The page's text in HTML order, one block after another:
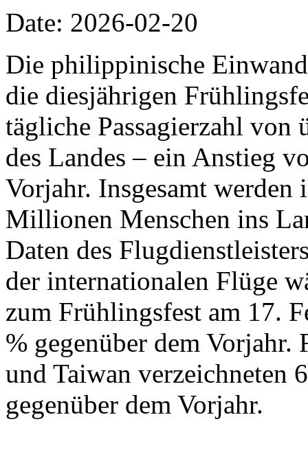
Date: 2026-02-20
Die philippinische
die diesjährigen
tägliche Passagierzahl
des Landes – ein Anstieg
Vorjahr. Insgesamt werden
Millionen Menschen ins
Daten des
der internationalen Flüge
zum Frühlingsfest am 17.
% gegenüber dem
und Taiwan verzeichneten
gegenüber dem Vorjahr.